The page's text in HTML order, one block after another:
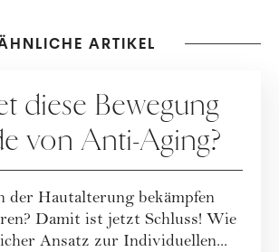
ARTIKEL
diese Bewegung
von Anti-Aging?
der Hautalterung bekämpfen
Damit ist jetzt Schluss! Wie
Ansatz zur Individuellen...